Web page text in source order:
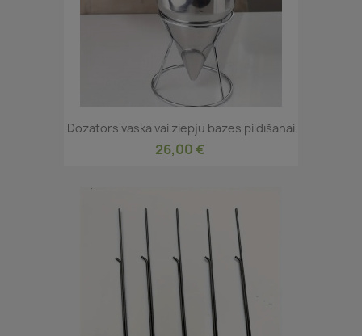
Dozators vaska vai ziepju bāzes pildīšanai
26,00 €